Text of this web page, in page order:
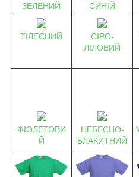
ЗЕЛЕНИЙ
СИНІЙ
ТІЛЕСНИЙ
СІРО-
ЛІЛОВИЙ
ФІОЛЕТОВИ
Й
НЕБЕСНО-
БЛАКИТНИЙ